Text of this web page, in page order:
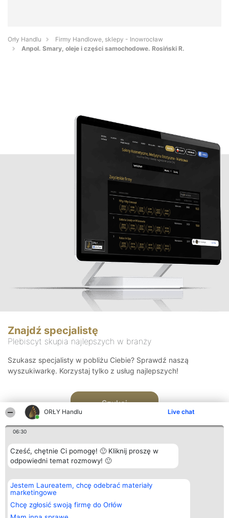
ORŁY Handlu Live chat
06:30
Cześć, chętnie Ci pomogę! 🙂 Kliknij proszę w
odpowiedni temat rozmowy! 🙂
Jestem Laureatem, chcę odebrać materiały
marketingowe
Chcę zgłosić swoją firmę do Orłów
Orły Handlu
Firmy Handlowe, sklepy - Inowrocław
Anpol. Smary, oleje i części samochodowe. Rosiński R.
Znajdź specjalistę
Plebiscyt skupia najlepszych w branży
Szukasz specjalisty w pobliżu Ciebie? Sprawdź naszą
wyszukiwarkę. Korzystaj tylko z usług najlepszych!
Szukaj
Organizator plebiscytu
Bright Side Solutions sp. z o.
o. sp. k.
ul. Ruska 22
Wrocław 50-079
KRS 0000749100 | Regon
Plebiscyt
Laureaci
wszystkich
Laureatów
Kontakt
Kontakt